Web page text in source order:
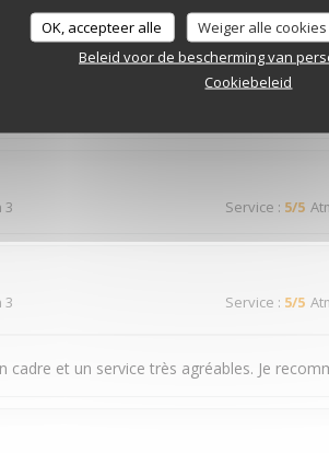
OK, accepteer alle Weiger alle cookies
Beleid voor de bescherming van
Cookiebeleid
Service:4/5
3 Service : 5/5
3 Service : 5/5
cadre et un service très agréables. Je